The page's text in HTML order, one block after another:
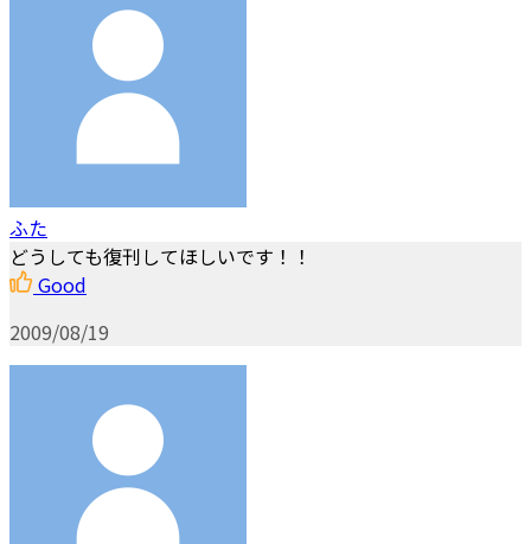
ふた
どうしても復刊してほしいです！！
Good
2009/08/19